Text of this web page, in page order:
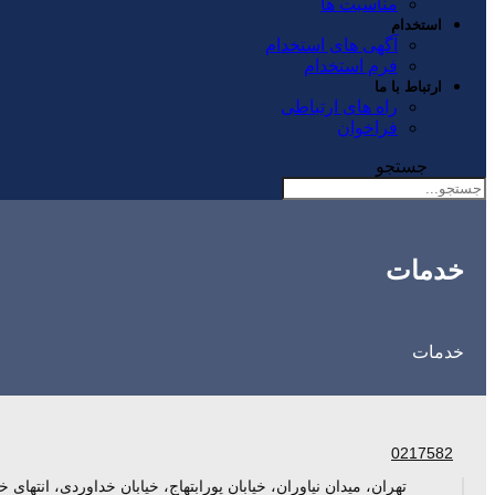
مناسبت ها
استخدام
آگهی های استخدام
فرم استخدام
ارتباط با ما
راه های ارتباطی
فراخوان
جستجو
خدمات
خدمات
0217582
تهران، میدان نیاوران، خیابان پورابتهاج، خیابان خداوردی، انتهای